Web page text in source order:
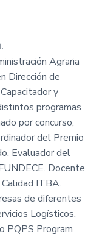
Agraria
Dirección de
y
programas
por concurso,
del Premio
Evaluador del
Docente
ITBA.
de diferentes
Logísticos,
PQPS Program